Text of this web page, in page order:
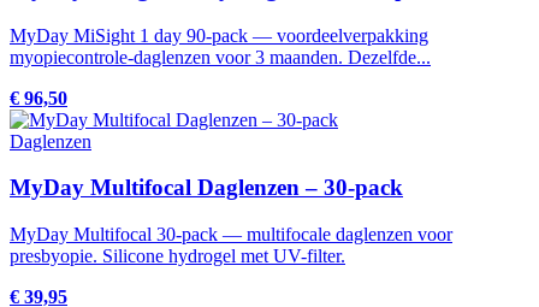
MyDay MiSight 1 day 90-pack — voordeelverpakking
myopiecontrole-daglenzen voor 3 maanden. Dezelfde...
€ 96,50
Daglenzen
MyDay Multifocal Daglenzen – 30-pack
MyDay Multifocal 30-pack — multifocale daglenzen voor
presbyopie. Silicone hydrogel met UV-filter.
€ 39,95